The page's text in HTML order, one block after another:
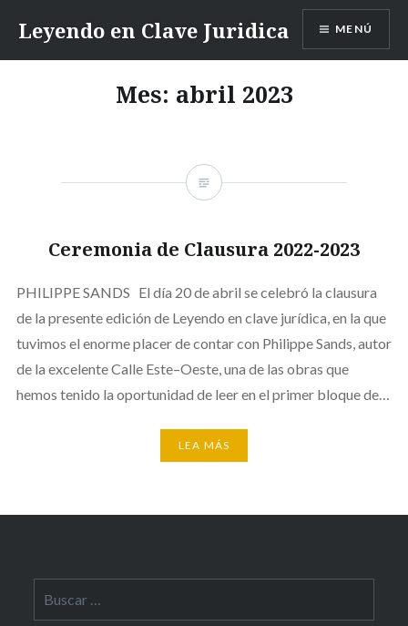
contenido
Leyendo en Clave Juridica MENÚ
Mes: abril 2023
Ceremonia de Clausura 2022-2023
PHILIPPE SANDS El día 20 de abril se celebró la clausura
de la presente edición de Leyendo en clave jurídica, en la que
tuvimos el enorme placer de contar con Philippe Sands, autor
de la excelente Calle Este–Oeste, una de las obras que
hemos tenido la oportunidad de leer en el primer bloque de…
LEA MÁS